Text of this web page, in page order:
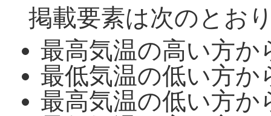
掲載要素は次のとお
最高気温の高い方か
最低気温の低い方か
最高気温の低い方か